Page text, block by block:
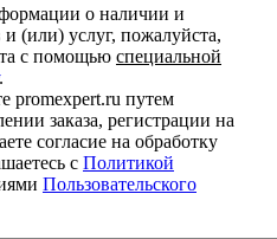
о наличии и
(или) услуг, пожалуйста,
с помощью специальной
.
promexpert.ru путем
заказа, регистрации на
согласие на обработку
с Политикой
Пользовательского